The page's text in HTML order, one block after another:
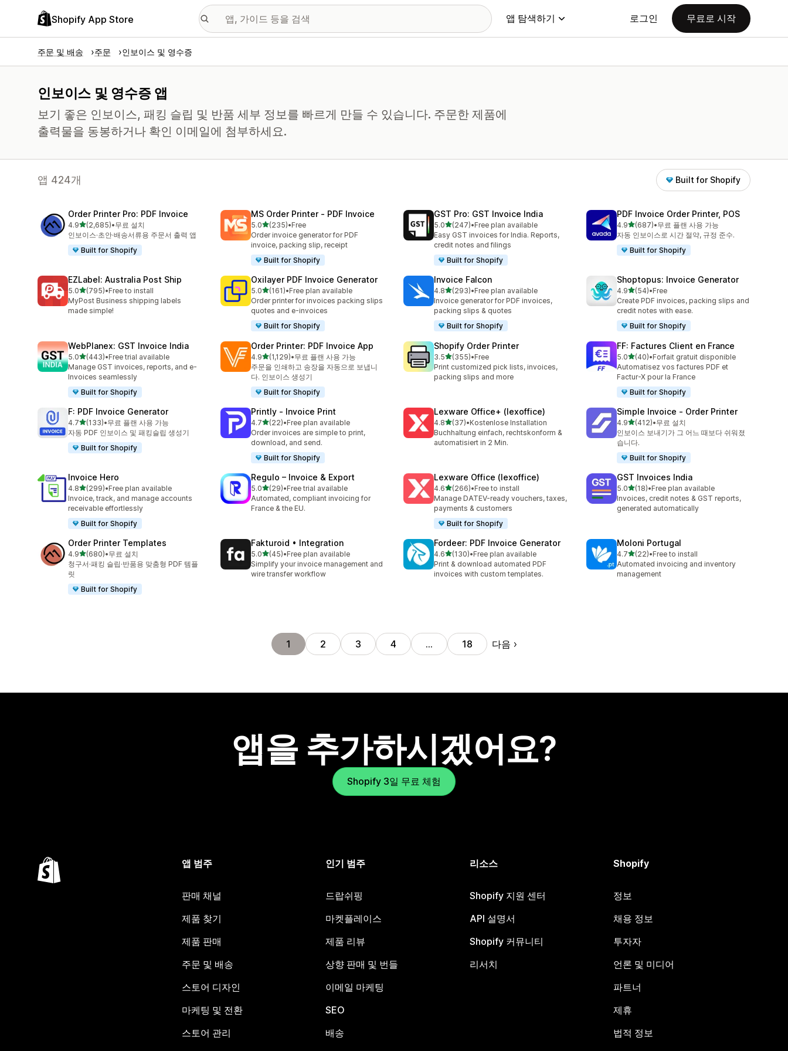
Shopify App Store 앱 탐색하기 로그인 무료로 시작
주문 및 배송 주문 인보이스 및 영수증
인보이스 및 영수증 앱
보기 좋은 인보이스, 패킹 슬립 및 반품 세부 정보를 빠르게 만들 수 있습니다. 주문한 제품에
출력물을 동봉하거나 확인 이메일에 첨부하세요.
앱 424개 Built for Shopify
Order Printer Pro: PDF Invoice
4.9별 5개 중
(2,685)
총 리뷰 2685개
•무료 설치
인보이스·초안·배송서류용 주문서 출력 앱
Built for Shopify
MS Order Printer ‑ PDF Invoice
5.0별 5개 중
(235)
총 리뷰 235개
•Free
Order invoice generator for PDF
invoice, packing slip, receipt
Built for Shopify
GST Pro: GST Invoice India
5.0별 5개 중
(247)
총 리뷰 247개
•Free plan available
Easy GST invoices for India. Reports,
credit notes and filings
Built for Shopify
PDF Invoice Order Printer, POS
4.9별 5개 중
(687)
총 리뷰 687개
•무료 플랜 사용 가능
자동 인보이스로 시간 절약, 규정 준수.
Built for Shopify
EZLabel: Australia Post Ship
5.0별 5개 중
(795)
총 리뷰 795개
•Free to install
MyPost Business shipping labels
made simple!
Oxilayer PDF Invoice Generator
5.0별 5개 중
(161)
총 리뷰 161개
•Free plan available
Order printer for invoices packing slips
quotes and e-invoices
Built for Shopify
Invoice Falcon
4.8별 5개 중
(293)
총 리뷰 293개
•Free plan available
Invoice generator for PDF invoices,
packing slips & quotes
Built for Shopify
Shoptopus: Invoice Generator
4.9별 5개 중
(54)
총 리뷰 54개
•Free
Create PDF invoices, packing slips and
credit notes with ease.
Built for Shopify
WebPlanex: GST Invoice India
5.0별 5개 중
(443)
총 리뷰 443개
•Free trial available
Manage GST invoices, reports, and e-
Invoices seamlessly
Built for Shopify
Order Printer: PDF Invoice App
4.9별 5개 중
(1,129)
총 리뷰 1129개
•무료 플랜 사용 가능
주문을 인쇄하고 송장을 자동으로 보냅니
다. 인보이스 생성기
Built for Shopify
Shopify Order Printer
3.5별 5개 중
(355)
총 리뷰 355개
•Free
Print customized pick lists, invoices,
packing slips and more
FF: Factures Client en France
5.0별 5개 중
(40)
총 리뷰 40개
•Forfait gratuit disponible
Automatisez vos factures PDF et
Factur-X pour la France
Built for Shopify
F: PDF Invoice Generator
4.7별 5개 중
(133)
총 리뷰 133개
•무료 플랜 사용 가능
자동 PDF 인보이스 및 패킹슬립 생성기
Built for Shopify
Printly ‑ Invoice Print
4.7별 5개 중
(22)
총 리뷰 22개
•Free plan available
Order invoices are simple to print,
download, and send.
Built for Shopify
Lexware Office+ (lexoffice)
4.8별 5개 중
(37)
총 리뷰 37개
•Kostenlose Installation
Buchhaltung einfach, rechtskonform &
automatisiert in 2 Min.
Simple Invoice ‑ Order Printer
4.9별 5개 중
(412)
총 리뷰 412개
•무료 설치
인보이스 보내기가 그 어느 때보다 쉬워졌
습니다.
Built for Shopify
Invoice Hero
4.8별 5개 중
(299)
총 리뷰 299개
•Free plan available
Invoice, track, and manage accounts
receivable effortlessly
Built for Shopify
Regulo – Invoice & Export
5.0별 5개 중
(29)
총 리뷰 29개
•Free trial available
Automated, compliant invoicing for
France & the EU.
Lexware Office (lexoffice)
4.6별 5개 중
(266)
총 리뷰 266개
•Free to install
Manage DATEV-ready vouchers, taxes,
payments & customers
Built for Shopify
GST Invoices India
5.0별 5개 중
(18)
총 리뷰 18개
•Free plan available
Invoices, credit notes & GST reports,
generated automatically
Order Printer Templates
4.9별 5개 중
(680)
총 리뷰 680개
•무료 설치
청구서·패킹 슬립·반품용 맞춤형 PDF 템플
릿
Built for Shopify
Fakturoid • Integration
5.0별 5개 중
(45)
총 리뷰 45개
•Free plan available
Simplify your invoice management and
wire transfer workflow
Fordeer: PDF Invoice Generator
4.6별 5개 중
(130)
총 리뷰 130개
•Free plan available
Print & download automated PDF
invoices with custom templates.
Moloni Portugal
4.7별 5개 중
(22)
총 리뷰 22개
•Free to install
Automated invoicing and inventory
management
1 2 3 4 … 18 다음
앱을 추가하시겠어요?
Shopify 3일 무료 체험
앱 범주
판매 채널
제품 찾기
제품 판매
주문 및 배송
스토어 디자인
마케팅 및 전환
스토어 관리
인기 범주
드랍쉬핑
마켓플레이스
제품 리뷰
상향 판매 및 번들
이메일 마케팅
SEO
배송
리소스
Shopify 지원 센터
API 설명서
Shopify 커뮤니티
리서치
Shopify
정보
채용 정보
투자자
언론 및 미디어
파트너
제휴
법적 정보